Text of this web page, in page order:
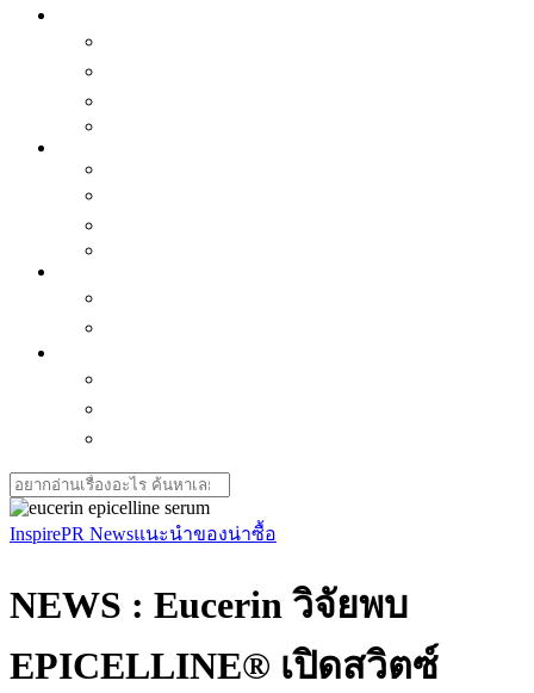
Search
for:
InspirePR Newsแนะนำของน่าซื้อ
NEWS : Eucerin วิจัยพบ
EPICELLINE® เปิดสวิตซ์